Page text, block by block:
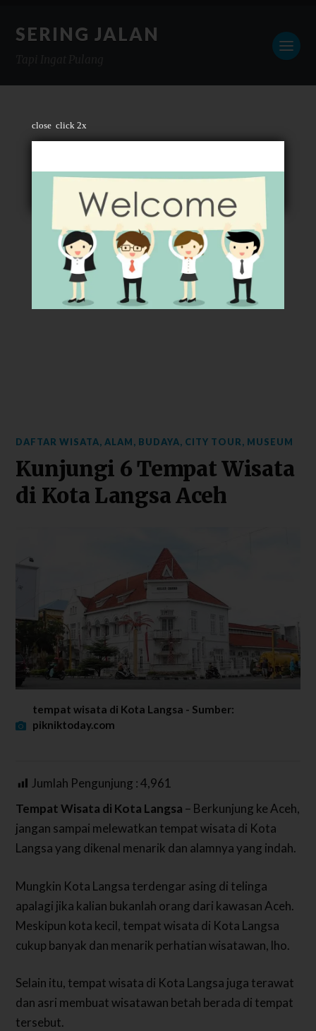
close click 2x
SERING JALAN
DAFTAR WISATA, ALAM, BUDAYA, CITY TOUR, MUSEUM
Kunjungi 6 Tempat Wisata
di Kota Langsa Aceh
tempat wisata di Kota Langsa - Sumber:
pikniktoday.com
Jumlah Pengunjung :4,961
Tempat Wisata di Kota Langsa – Berkunjung ke Aceh,
jangan sampai melewatkan tempat wisata di Kota
Langsa yang dikenal menarik dan alamnya yang indah.
Mungkin Kota Langsa terdengar asing di telinga
apalagi jika kalian bukanlah orang dari kawasan Aceh.
Meskipun kota kecil, tempat wisata di Kota Langsa
cukup banyak dan menarik perhatian wisatawan, lho.
Selain itu, tempat wisata di Kota Langsa juga terawat
dan asri membuat wisatawan betah berada di tempat
tersebut.